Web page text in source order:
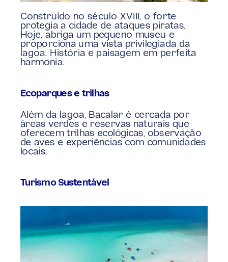
Construído no século XVIII, o forte
protegia a cidade de ataques piratas.
Hoje, abriga um pequeno museu e
proporciona uma vista privilegiada da
lagoa. História e paisagem em perfeita
harmonia.
Ecoparques e trilhas
Além da lagoa, Bacalar é cercada por
áreas verdes e reservas naturais que
oferecem trilhas ecológicas, observação
de aves e experiências com comunidades
locais.
Turismo Sustentável